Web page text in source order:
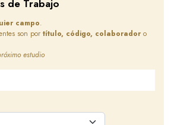
de Trabajo
campo.
son por título, código, colaborador o
estudio